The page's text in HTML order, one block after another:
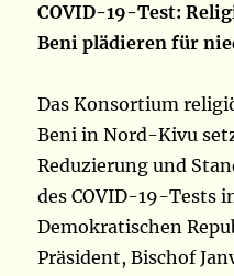
COVID-19-Test:
Beni plädieren für
Das Konsortium
Beni in Nord-Kivu
Reduzierung und
des COVID-19-Tests
Demokratischen
Präsident, Bischof